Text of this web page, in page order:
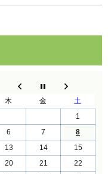
木 金
土
1
6 7
8
13 14
15
20 21
22